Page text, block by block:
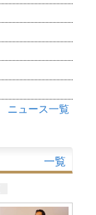
ニュース一覧
一覧